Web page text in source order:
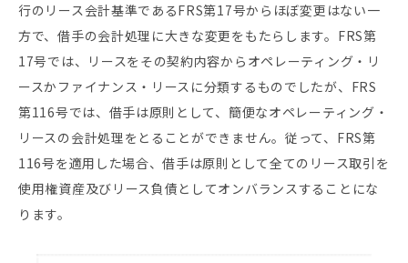
行のリース会計基準であるFRS第17号からほぼ変更はない一
方で、借手の会計処理に大きな変更をもたらします。FRS第
17号では、リースをその契約内容からオペレーティング・リ
ースかファイナンス・リースに分類するものでしたが、FRS
第116号では、借手は原則として、簡便なオペレーティング・
リースの会計処理をとることができません。従って、FRS第
116号を適用した場合、借手は原則として全てのリース取引を
使用権資産及びリース負債としてオンバランスすることにな
ります。